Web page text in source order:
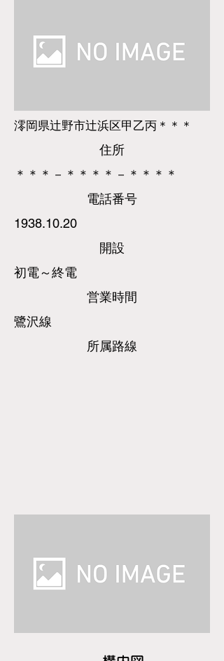
澪岡県辻野市辻浜区甲乙丙＊＊＊
​住所
＊＊＊－＊＊＊＊－＊＊＊＊
​電話番号
1938.10.20
​開設
初電～終電
営業時間
鷺沢線
所属路線